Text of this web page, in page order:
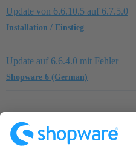
Update von 6.6.10.5 auf 6.7.5.0
Installation / Einstieg
Update auf 6.6.4.0 mit Fehler
Shopware 6 (German)